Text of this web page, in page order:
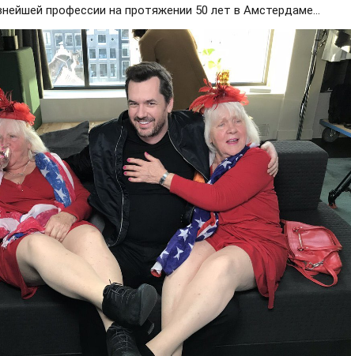
профессии на протяжении 50 лет в Амстердаме...